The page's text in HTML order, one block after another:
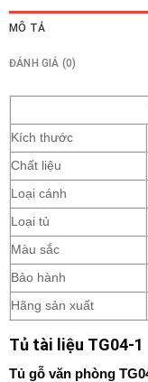
MÔ TẢ
ĐÁNH GIÁ (0)
Kích thước
Chất liệu
Loại cánh
Loại tủ
Màu sắc
Bảo hành
Hãng sản xuất
Tủ tài liệu TG04-1
Tủ gỗ văn phòng